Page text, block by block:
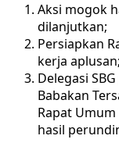
Aksi mogok
dilanjutkan;
Persiapkan
kerja aplusan;
Delegasi
Babakan
Rapat
hasil